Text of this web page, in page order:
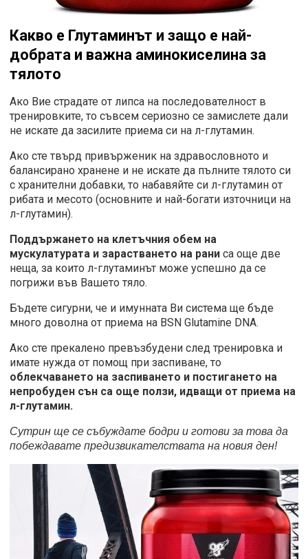
Какво е Глутаминът и защо е най-
добрата и важна аминокиселина за
тялото
Ако Вие страдате от липса на последователност в
тренировките, то съвсем сериозно се замислете дали
не искате да засилите приема си на л-глутамин.
Ако сте твърд привърженик на здравословното и
балансирано хранене и не искате да пълните тялото си
с хранителни добавки, то набавяйте си л-глутамин от
рибата и месото (основните и най-богати източници на
л-глутамин).
Поддържането на клетъчния обем на
мускулатурата и зарастването на рани са още две
неща, за които л-глутаминът може успешно да се
погрижи във Вашето тяло.
Бъдете сигурни, че и имунната Ви система ще бъде
много доволна от приема на BSN Glutamine DNA.
Ако сте прекалено превъзбудени след тренировка и
имате нужда от помощ при заспиване, то
облекчаването на заспиването и постигането на
непробуден сън са още ползи, идващи от приема на
л-глутамин.
Сутрин ще се събуждате бодри и готови за това да
побеждавате предизвикателствата на новия ден!